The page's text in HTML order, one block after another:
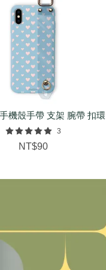
- +
物車
機殼手帶 支架 腕帶 扣環
3
NT$90